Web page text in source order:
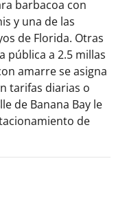
barbacoa con
y una de las
de Florida. Otras
pública a 2.5 millas
amarre se asigna
tarifas diarias o
de Banana Bay le
de